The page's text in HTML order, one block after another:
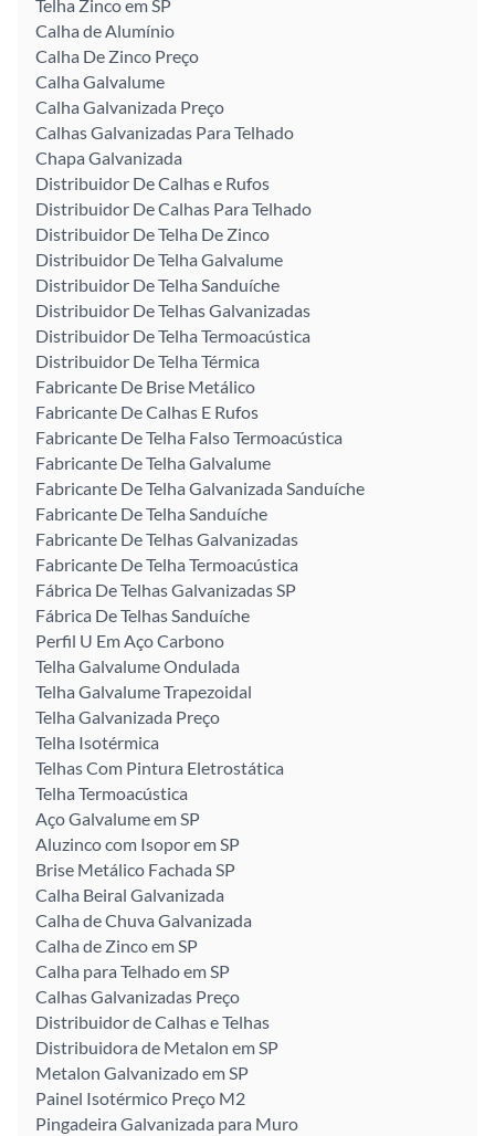
Telha Zinco em SP
Calha de Alumínio
Calha De Zinco Preço
Calha Galvalume
Calha Galvanizada Preço
Calhas Galvanizadas Para Telhado
Chapa Galvanizada
Distribuidor De Calhas e Rufos
Distribuidor De Calhas Para Telhado
Distribuidor De Telha De Zinco
Distribuidor De Telha Galvalume
Distribuidor De Telha Sanduíche
Distribuidor De Telhas Galvanizadas
Distribuidor De Telha Termoacústica
Distribuidor De Telha Térmica
Fabricante De Brise Metálico
Fabricante De Calhas E Rufos
Fabricante De Telha Falso Termoacústica
Fabricante De Telha Galvalume
Fabricante De Telha Galvanizada Sanduíche
Fabricante De Telha Sanduíche
Fabricante De Telhas Galvanizadas
Fabricante De Telha Termoacústica
Fábrica De Telhas Galvanizadas SP
Fábrica De Telhas Sanduíche
Perfil U Em Aço Carbono
Telha Galvalume Ondulada
Telha Galvalume Trapezoidal
Telha Galvanizada Preço
Telha Isotérmica
Telhas Com Pintura Eletrostática
Telha Termoacústica
Aço Galvalume em SP
Aluzinco com Isopor em SP
Brise Metálico Fachada SP
Calha Beiral Galvanizada
Calha de Chuva Galvanizada
Calha de Zinco em SP
Calha para Telhado em SP
Calhas Galvanizadas Preço
Distribuidor de Calhas e Telhas
Distribuidora de Metalon em SP
Metalon Galvanizado em SP
Painel Isotérmico Preço M2
Pingadeira Galvanizada para Muro